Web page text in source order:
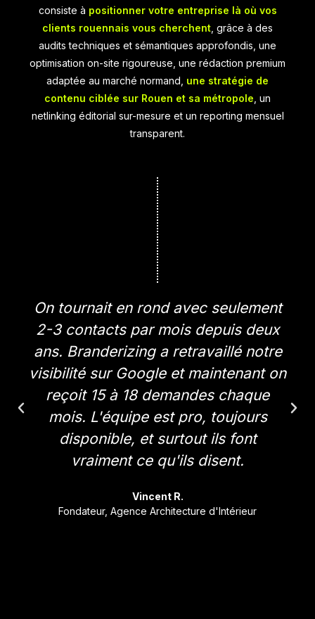
consiste à positionner votre entreprise là où vos
clients rouennais vous cherchent , grâce à des
audits techniques et sémantiques approfondis, une
optimisation on-site rigoureuse, une rédaction premium
adaptée au marché normand, une stratégie de
contenu ciblée sur Rouen et sa métropole , un
netlinking éditorial sur-mesure et un reporting mensuel
transparent.
On tournait en rond avec seulement
2-3 contacts par mois depuis deux
ans. Branderizing a retravaillé notre
visibilité sur Google et maintenant on
reçoit 15 à 18 demandes chaque
mois. L'équipe est pro, toujours
disponible, et surtout ils font
vraiment ce qu'ils disent.
Vincent R.
Fondateur, Agence Architecture d'Intérieur